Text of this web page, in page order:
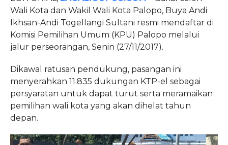
Wali Kota dan Wakil Wali Kota Palopo, Buya Andi
Ikhsan-Andi Togellangi Sultani resmi mendaftar di
Komisi Pemilihan Umum (KPU) Palopo melalui
jalur perseorangan, Senin (27/11/2017).
Dikawal ratusan pendukung, pasangan ini
menyerahkan 11.835 dukungan KTP-el sebagai
persyaratan untuk dapat turut serta meramaikan
pemilihan wali kota yang akan dihelat tahun
depan.